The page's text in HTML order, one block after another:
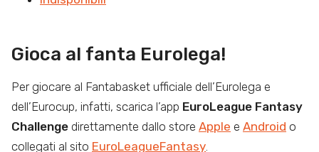
Gioca al fanta Eurolega!
Per giocare al Fantabasket ufficiale dell’Eurolega e
dell’Eurocup, infatti, scarica l’app EuroLeague Fantasy
Challenge direttamente dallo store Apple e Android o
collegati al sito EuroLeagueFantasy.